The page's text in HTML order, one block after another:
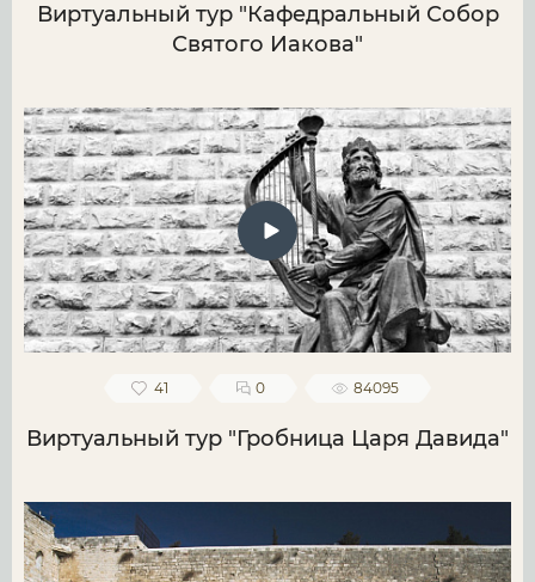
Виртуальный тур "Кафедральный Собор
Святого Иакова"
41 0 84095
Виртуальный тур "Гробница Царя Давида"